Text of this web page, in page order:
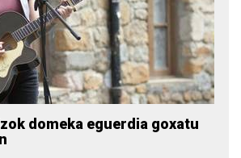
domeka eguerdia goxatu